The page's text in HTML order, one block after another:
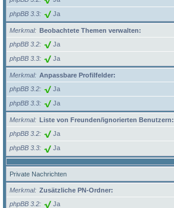
phpBB 3.3 Ja
Merkmal
Beobachtete Themen verwalten:
phpBB 3.2
Ja
phpBB 3.3 Ja
Merkmal
Anpassbare Profilfelder:
phpBB 3.2
Ja
phpBB 3.3 Ja
Merkmal
Liste von Freunden/ignorierten Benutzern:
phpBB 3.2
Ja
phpBB 3.3 Ja
Private Nachrichten
Merkmal
Zusätzliche PN-Ordner:
phpBB 3.2
Ja